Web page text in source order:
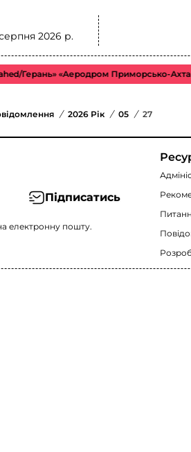
2026 р.
Герань» «Аеродром Приморсько-
/ 2026 Рік / 05 / 27
Підписатись
електронну пошту.